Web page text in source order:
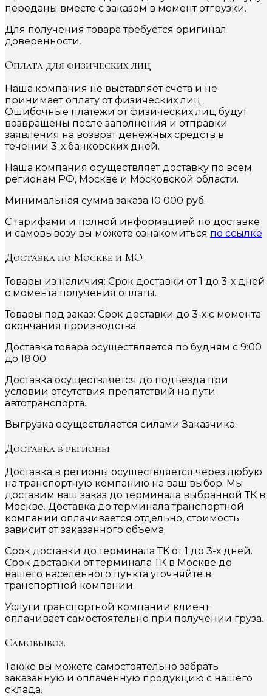
переданы вместе с заказом в момент отгрузки.
Для получения товара требуется оригинал
доверенности.
Оплата для физических лиц
Наша компания не выставляет счета и не
принимает оплату от физических лиц.
Ошибочные платежи от физических лиц будут
возвращены после заполнения и отправки
заявления на возврат денежных средств в
течении 3-х банковских дней.
Наша компания осуществляет доставку по всем
регионам РФ, Москве и Московской области.
Минимальная сумма заказа 10 000 руб.
С тарифами и полной информацией по доставке
и самовывозу вы можете ознакомиться по ссылке
Доставка по Москве и МО
Товары из наличия: Срок доставки от 1 до 3-х дней
с момента получения оплаты.
Товары под заказ: Срок доставки до 3-х с момента
окончания производства.
Доставка товара осуществляется по будням с 9:00
до 18:00.
Доставка осуществляется до подъезда при
условии отсутствия препятствий на пути
автотранспорта.
Выгрузка осуществляется силами Заказчика.
Доставка в регионы
Доставка в регионы осуществляется через любую
на транспортную компанию на ваш выбор. Мы
доставим ваш заказ до терминала выбранной ТК в
Москве. Доставка до терминала транспортной
компании оплачивается отдельно, стоимость
зависит от заказанного объема.
Срок доставки до терминала ТК от 1 до 3-х дней.
Срок доставки от терминала ТК в Москве до
вашего населенного пункта уточняйте в
транспортной компании.
Услуги транспортной компании клиент
оплачивает самостоятельно при получении груза.
Самовывоз.
Также вы можете самостоятельно забрать
заказанную и оплаченную продукцию с нашего
склада.